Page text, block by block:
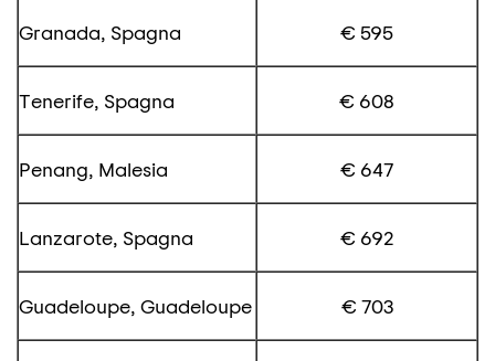
Granada, Spagna € 595
Tenerife, Spagna € 608
Penang, Malesia € 647
Lanzarote, Spagna € 692
Guadeloupe, Guadeloupe € 703